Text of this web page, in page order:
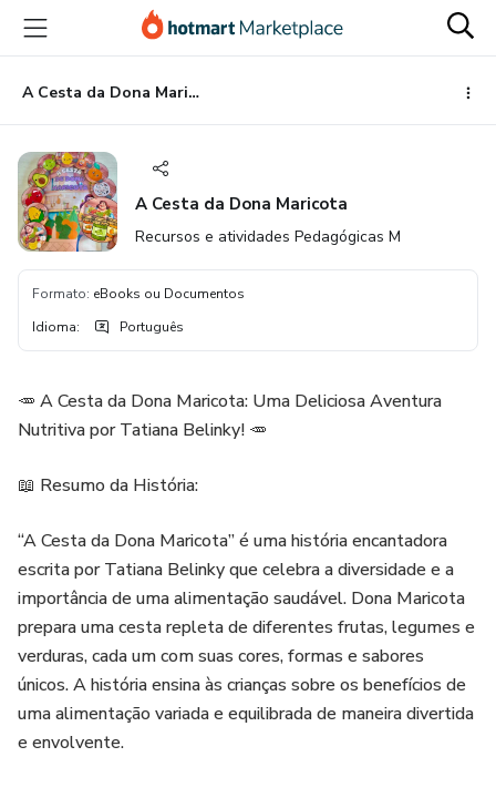
para
conteúdo
principal
para
pagamento
para
rodapé
A Cesta da Dona Maricota
A Cesta da Dona Maricota
Recursos e atividades Pedagógicas M
Formato: eBooks ou Documentos
Idioma: Português
🥕 A Cesta da Dona Maricota: Uma Deliciosa Aventura
Nutritiva por Tatiana Belinky! 🥕
📖 Resumo da História:
“A Cesta da Dona Maricota” é uma história encantadora
escrita por Tatiana Belinky que celebra a diversidade e a
importância de uma alimentação saudável. Dona Maricota
prepara uma cesta repleta de diferentes frutas, legumes e
verduras, cada um com suas cores, formas e sabores
únicos. A história ensina às crianças sobre os benefícios de
uma alimentação variada e equilibrada de maneira divertida
e envolvente.